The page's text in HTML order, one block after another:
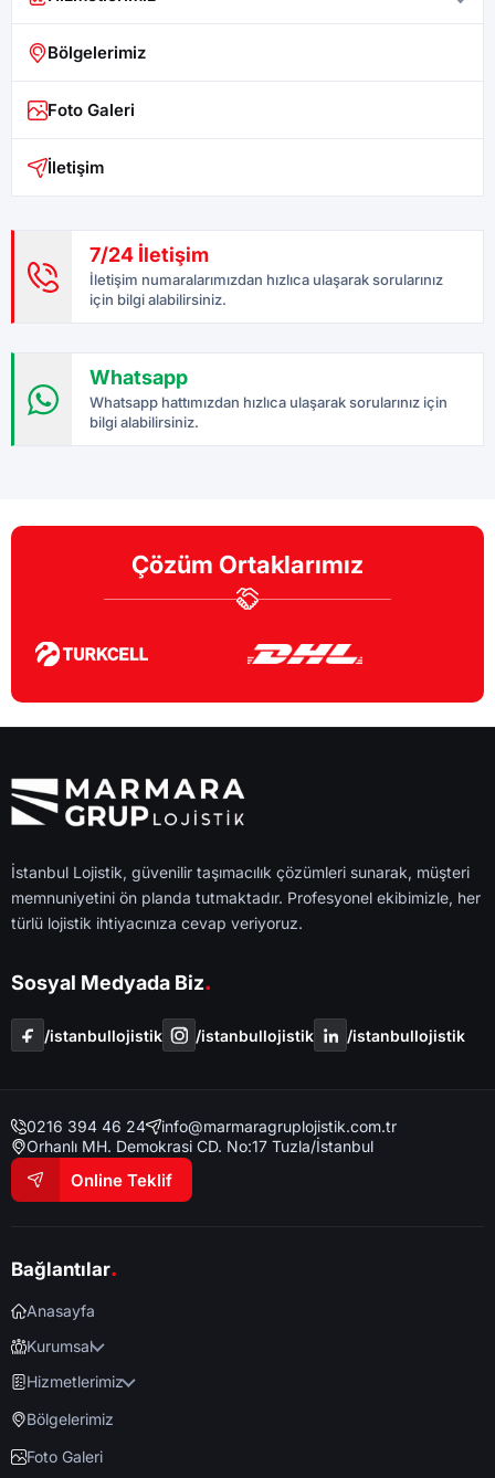
Bölgelerimiz
Foto Galeri
İletişim
7/24 İletişim
İletişim numaralarımızdan hızlıca ulaşarak sorularınız
için bilgi alabilirsiniz.
Whatsapp
Whatsapp hattımızdan hızlıca ulaşarak sorularınız için
bilgi alabilirsiniz.
Çözüm Ortaklarımız
İstanbul Lojistik, güvenilir taşımacılık çözümleri sunarak, müşteri
memnuniyetini ön planda tutmaktadır. Profesyonel ekibimizle, her
türlü lojistik ihtiyacınıza cevap veriyoruz.
Sosyal Medyada Biz.
/i̇stanbullojistik /i̇stanbullojistik /i̇stanbullojistik
0216 394 46 24
info@marmaragruplojistik.com.tr
Orhanlı MH. Demokrasi CD. No:17 Tuzla/İstanbul
Online Teklif
Bağlantılar.
Anasayfa
Kurumsal
Hizmetlerimiz
Bölgelerimiz
Foto Galeri